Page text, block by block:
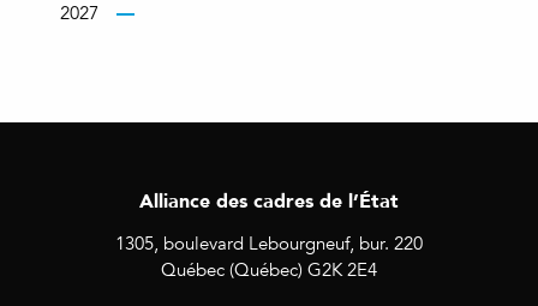
2027
Alliance des cadres de l’État
1305, boulevard Lebourgneuf, bur. 220
Québec (Québec) G2K 2E4